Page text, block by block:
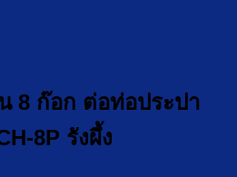
8 ก๊อก ต่อท่อประปา
8P รังผึ้ง